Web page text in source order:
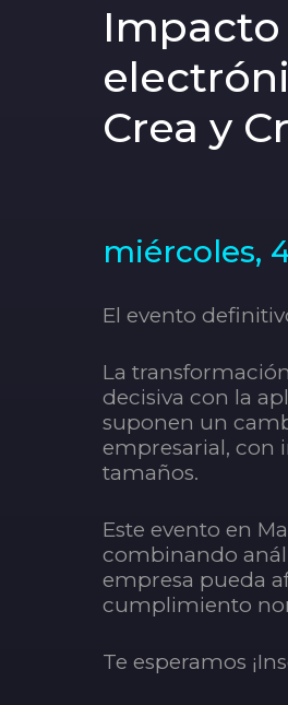
Impacto
Crea y
miércoles,
El evento
La
decisiva con la
suponen un
empresarial, con
tamaños.
Este evento en
combinando
empresa pueda
cumplimiento
Te esperamos